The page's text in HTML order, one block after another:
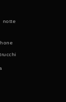
notte
trucchi